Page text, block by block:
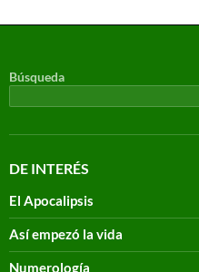
Búsqueda
DE INTERÉS
El Apocalipsis
Así empezó la vida
Numerología